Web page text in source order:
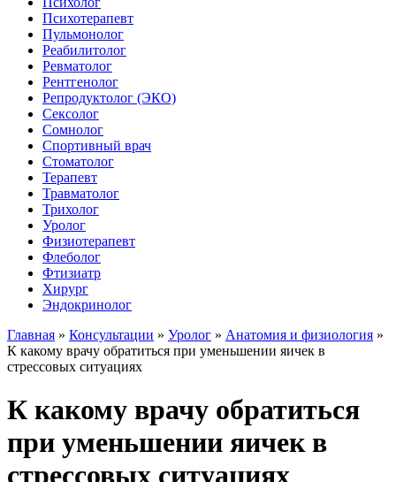
Психотерапевт
Пульмонолог
Реабилитолог
Ревматолог
Рентгенолог
Репродуктолог (ЭКО)
Сексолог
Сомнолог
Спортивный врач
Стоматолог
Терапевт
Травматолог
Трихолог
Уролог
Физиотерапевт
Флеболог
Фтизиатр
Хирург
Эндокринолог
Главная » Консультации » Уролог » Анатомия и физиология »
К какому врачу обратиться при уменьшении яичек в
стрессовых ситуациях
К какому врачу обратиться
при уменьшении яичек в
стрессовых ситуациях